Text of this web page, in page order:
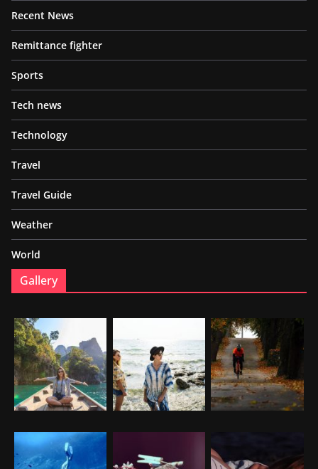
Recent News
Remittance fighter
Sports
Tech news
Technology
Travel
Travel Guide
Weather
World
Gallery